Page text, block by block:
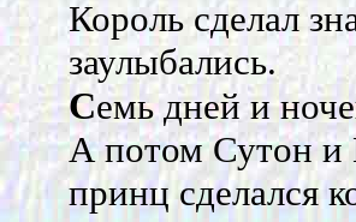
Король сделал
заулыбались.
Семь дней и
А потом Сутон и
принц сделался